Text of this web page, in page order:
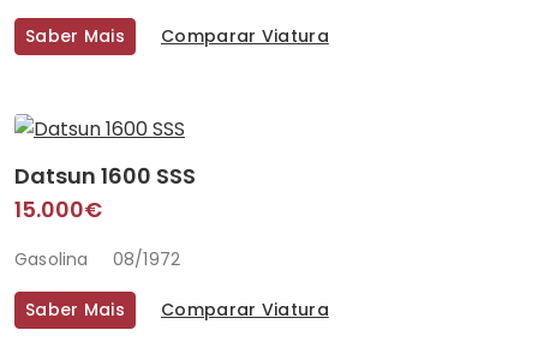
Saber Mais Comparar Viatura
Datsun 1600 SSS
15.000€
Gasolina 08/1972
Saber Mais Comparar Viatura